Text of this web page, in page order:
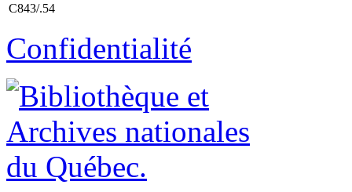
C843/.54
Confidentialité